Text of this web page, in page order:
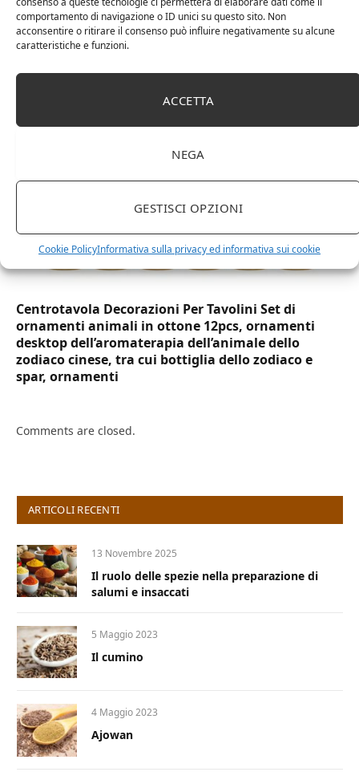
comportamento di navigazione o ID unici su questo sito. Non
acconsentire o ritirare il consenso può influire negativamente su alcune
caratteristiche e funzioni.
ACCETTA
NEGA
GESTISCI OPZIONI
Cookie PolicyInformativa sulla privacy ed informativa sui cookie
DOT Horeca Solutions 1000 Bicchieri PET
trasparenti monouso 350 ML tacca 0,3 alta qualità
Centrotavola Decorazioni Per Tavolini Set di
ornamenti animali in ottone 12pcs, ornamenti
desktop dell’aromaterapia dell’animale dello
zodiaco cinese, tra cui bottiglia dello zodiaco e
spar, ornamenti
Comments are closed.
ARTICOLI RECENTI
13 Novembre 2025
Il ruolo delle spezie nella preparazione di
salumi e insaccati
5 Maggio 2023
Il cumino
4 Maggio 2023
Ajowan